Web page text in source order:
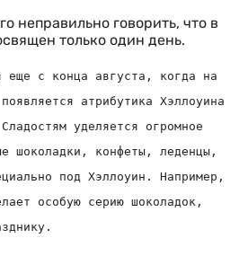
неправильно говорить, что в
только один день.
еще с конца августа , когда на
атрибутика Хэллоуина
уделяется огромное
шоколадки, конфеты, леденцы,
под Хэллоуин. Например,
особую серию шоколадок,